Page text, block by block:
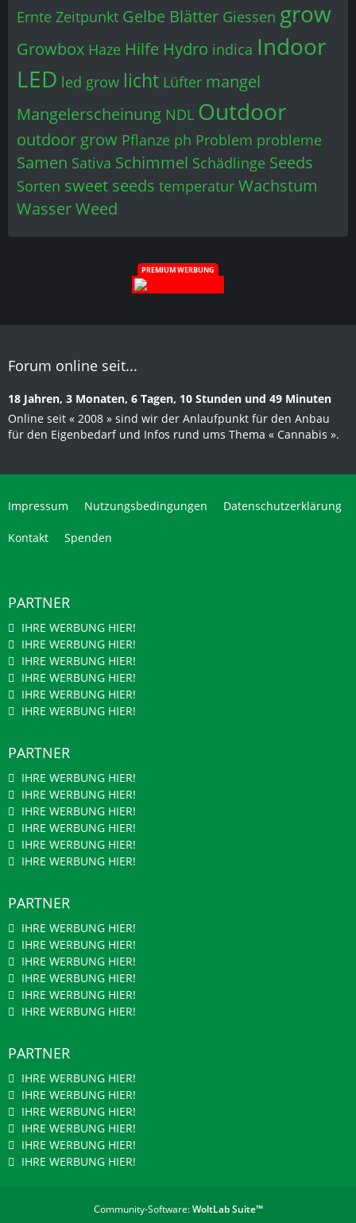
Ernte Zeitpunkt Gelbe Blätter Giessen grow
Growbox Haze Hilfe Hydro indica Indoor
LED led grow licht Lüfter mangel
Mangelerscheinung NDL Outdoor
outdoor grow Pflanze ph Problem probleme
Samen Sativa Schimmel Schädlinge Seeds
Sorten sweet seeds temperatur Wachstum
WasserWeed
PREMIUM WERBUNG
Forum online seit...
18 Jahren, 3 Monaten, 6 Tagen, 10 Stunden und 49 Minuten
Online seit « 2008 » sind wir der Anlaufpunkt für den Anbau
für den Eigenbedarf und Infos rund ums Thema « Cannabis ».
Impressum Nutzungsbedingungen Datenschutzerklärung
Kontakt Spenden
PARTNER
IHRE WERBUNG HIER!
IHRE WERBUNG HIER!
IHRE WERBUNG HIER!
IHRE WERBUNG HIER!
IHRE WERBUNG HIER!
IHRE WERBUNG HIER!
PARTNER
IHRE WERBUNG HIER!
IHRE WERBUNG HIER!
IHRE WERBUNG HIER!
IHRE WERBUNG HIER!
IHRE WERBUNG HIER!
IHRE WERBUNG HIER!
PARTNER
IHRE WERBUNG HIER!
IHRE WERBUNG HIER!
IHRE WERBUNG HIER!
IHRE WERBUNG HIER!
IHRE WERBUNG HIER!
IHRE WERBUNG HIER!
PARTNER
IHRE WERBUNG HIER!
IHRE WERBUNG HIER!
IHRE WERBUNG HIER!
IHRE WERBUNG HIER!
IHRE WERBUNG HIER!
IHRE WERBUNG HIER!
Community-Software:WoltLab Suite™